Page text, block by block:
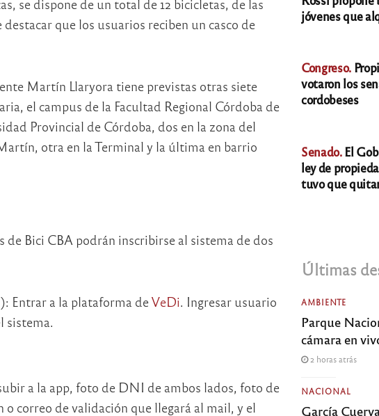
se dispone de un total de 12 bicicletas, de las
que los usuarios reciben un casco de
Martín Llaryora tiene previstas otras siete
el campus de la Facultad Regional Córdoba de
Provincial de Córdoba, dos en la zona del
otra en la Terminal y la última en barrio
de Bici CBA podrán inscribirse al sistema de dos
Entrar a la plataforma deVeDi. Ingresar usuario
sistema.
a la app, foto de DNI de ambos lados, foto de
correo de validación que llegará al mail, y el
jóvenes que
Congreso.
votaron los
cordobeses
Senado.El
ley de
tuvo que
Últimas
AMBIENTE
Parque
cámara en
2 horas atrás
NACIONAL
García